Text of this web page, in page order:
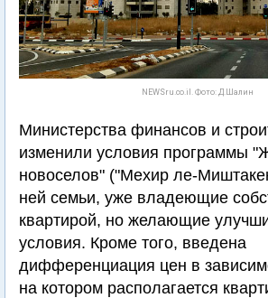
NEWSru.co.il. Фото: Д.Шалин
Министерства финансов и
изменили условия программы
новоселов" ("Мехир ле-
ней семьи, уже владеющие
квартирой, но желающие
условия. Кроме того, введена
дифференциация цен в
на котором располагается